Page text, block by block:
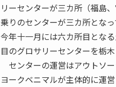
リーセンターが三カ所（福島
乗りのセンターが三カ所とな
今年十一月には六カ所目とな
目のグロサリーセンターを栃
センターの運営はアウトソ
ヨークベニマルが主体的に運